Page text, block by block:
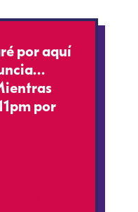
por aquí
por